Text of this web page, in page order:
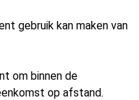
gebruik kan maken van
om binnen de
op afstand.